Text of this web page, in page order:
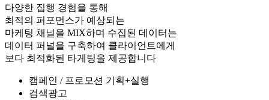
다양한 집행 경험을 통해
최적의 퍼포먼스가 예상되는
마케팅 채널을 MIX하며 수집된 데이터는
데이터 퍼널을 구축하여 클라이언트에게
보다 최적화된 타게팅을 제공합니다
캠페인 / 프로모션 기획+실행
검색광고